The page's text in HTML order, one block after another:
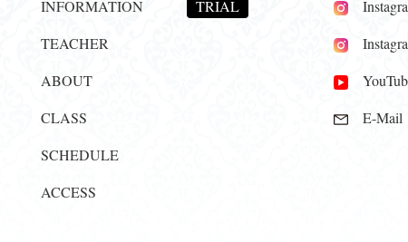
INFORMATION
TEACHER
ABOUT
CLASS
SCHEDULE
ACCESS
TRIAL
E-Mail